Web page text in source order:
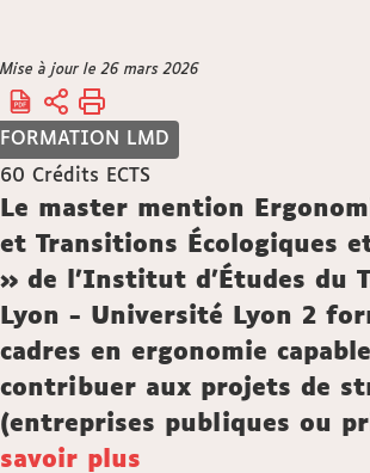
FORMATION LMD
Vous
êtes
ici :
Accueil
Mise à jour le 26 mars 2026
60 Crédits ECTS
Description
Le master mention
et Transitions Écologiques
» de l'Institut d'Études du
Lyon - Université Lyon 2
cadres en ergonomie
contribuer aux projets de
(entreprises publiques ou
savoir plus